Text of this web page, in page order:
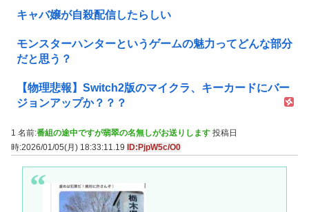
キャバ嬢が自殺配信したらしい
モンスターハンターというゲームの魅力ってどんな部分
だと思う？
【物理悲報】Switch2版のマイクラ、キーカードにバー
ジョンアップか？？？
1 名前:番組の途中ですが翡翠の名無しがお送りします 投稿日
時:2026/01/05(月) 18:33:11.19
ID:PjpW5c/O0